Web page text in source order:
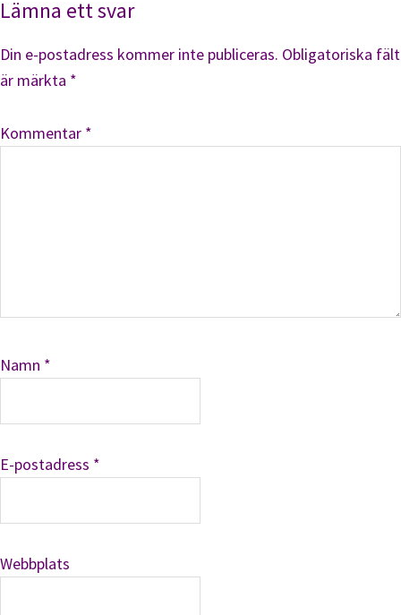
Lämna ett svar
Din e-postadress kommer inte publiceras. Obligatoriska fält
är märkta *
Kommentar *
Namn *
E-postadress *
Webbplats